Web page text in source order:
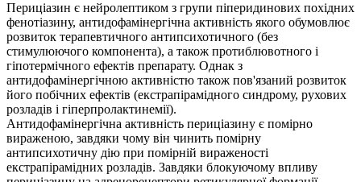
Периціазин є нейролептиком з групи піперидинових похідних
фенотіазину, антидофамінергічна активність якого обумовлює
розвиток терапевтичного антипсихотичного (без
стимулюючого компонента), а також протиблювотного і
гіпотермічного ефектів препарату. Однак з
антидофамінергічною активністю також пов'язаний розвиток
його побічних ефектів (екстрапірамідного синдрому, рухових
розладів і гіперпролактинемії).
Антидофамінергічна активність периціазину є помірно
вираженою, завдяки чому він чинить помірну
антипсихотичну дію при помірній вираженості
екстрапірамідних розладів. Завдяки блокуючому впливу